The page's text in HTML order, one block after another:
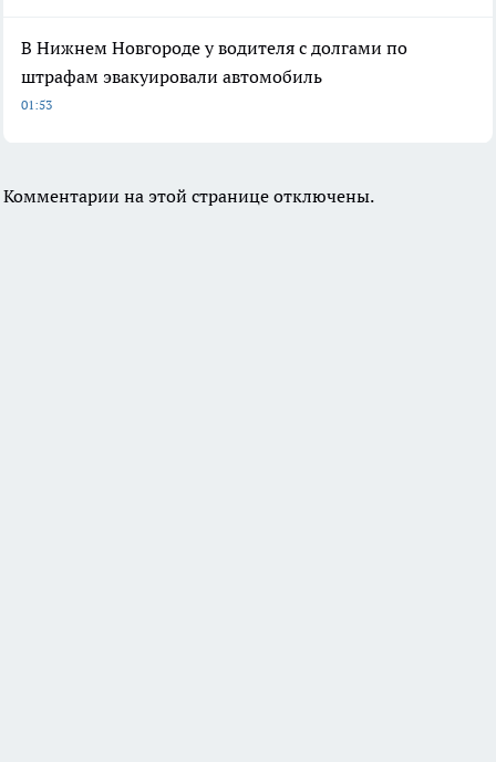
В Нижнем Новгороде у водителя с долгами по
штрафам эвакуировали автомобиль
01:53
Комментарии на этой странице отключены.